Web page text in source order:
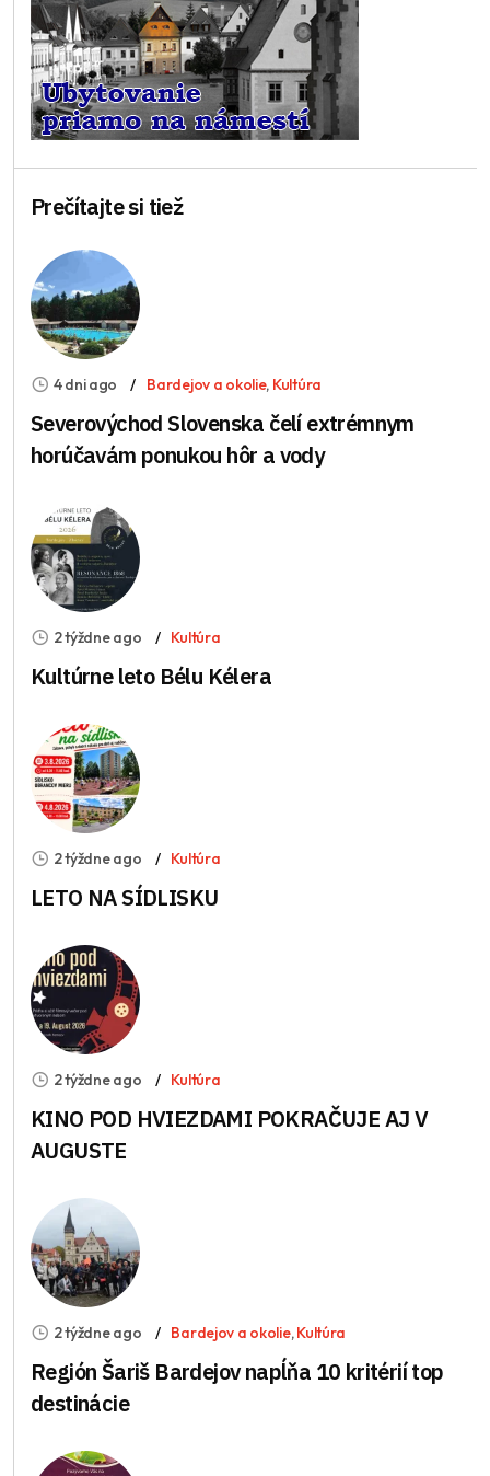
Prečítajte si tiež
4 dni ago Bardejov a okolie, Kultúra
Severovýchod Slovenska čelí extrémnym
horúčavám ponukou hôr a vody
2 týždne ago Kultúra
Kultúrne leto Bélu Kélera
2 týždne ago Kultúra
LETO NA SÍDLISKU
2 týždne ago Kultúra
KINO POD HVIEZDAMI POKRAČUJE AJ V
AUGUSTE
2 týždne ago Bardejov a okolie,Kultúra
Región Šariš Bardejov napĺňa 10 kritérií top
destinácie